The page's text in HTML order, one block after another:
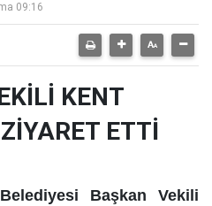
09:16
KENT
ETTİ
Başkan Vekili